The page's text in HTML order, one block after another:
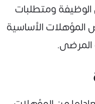
ومتطلبات
المؤهلات الأساسية
المرضى.